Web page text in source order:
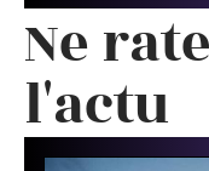
Ne
l'actu